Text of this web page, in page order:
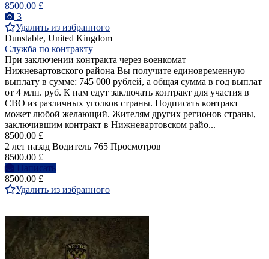
8500.00 £
3
Удалить из избранного
Dunstable, United Kingdom
Служба по контракту
При заключении контракта через военкомат
Нижневартовского района Вы получите единовременную
выплату в сумме: 745 000 рублей, а общая сумма в год выплат
от 4 млн. руб. К нам едут заключать контракт для участия в
СВО из различных уголков страны. Подписать контракт
может любой желающий. Жителям других регионов страны,
заключившим контракт в Нижневартовском райо...
8500.00 £
2 лет назад Водитель 765 Просмотров
8500.00 £
Написать
8500.00 £
Удалить из избранного